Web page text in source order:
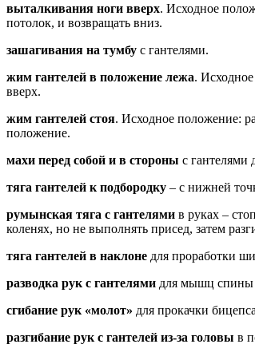
выталкивания ноги вверх. Исходное
потолок, и возвращать вниз.
зашагивания на тумбу с гантелями.
жим гантелей в положение лежа.
вверх.
жим гантелей стоя. Исходное положение:
положение.
махи перед собой и в стороны с гантелями
тяга гантелей к подбородку – с нижней
румынская тяга с гантелями в руках –
коленях, но не выполнять присед, затем
тяга гантелей в наклоне для проработки
разводка рук с гантелями для мышц спины
сгибание рук «молот» для прокачки
разгибание рук с гантелей из-за головы в